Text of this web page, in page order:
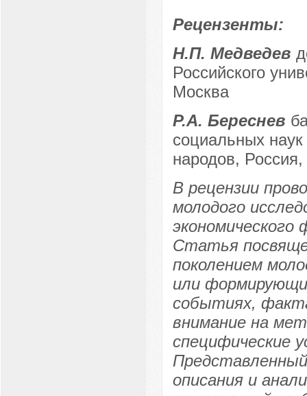
Рецензенты:
Н.П. Медведев
Российского
Москва
Р.А. Береснев
социальных
народов, Россия,
В рецензии
молодого
Статья
поколением
или
событиях,
внимание на
специфические
описания и